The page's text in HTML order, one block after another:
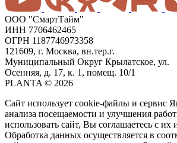
ООО "СмартТайм"
ИНН 7706462465
ОГРН 1187746973358
121609, г. Москва, вн.тер.г.
Муниципальный Округ Крылатское, ул.
Осенняя, д. 17, к. 1, помещ. 10/1
PLANTA © 2026
Сайт использует cookie-файлы и сервис
анализа посещаемости и улучшения
использовать сайт, Вы соглашаетесь с их
Обработка данных осуществляется в